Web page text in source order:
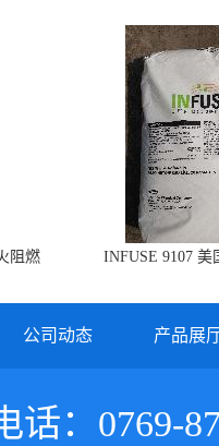
阻燃
INFUSE 9107 美
公司动态 产品展
话：0769-